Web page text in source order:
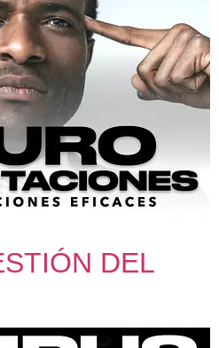
DEL